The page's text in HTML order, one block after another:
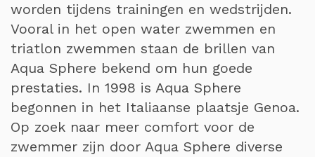
worden tijdens trainingen en wedstrijden.
Vooral in het open water zwemmen en
triatlon zwemmen staan de brillen van
Aqua Sphere bekend om hun goede
prestaties. In 1998 is Aqua Sphere
begonnen in het Italiaanse plaatsje Genoa.
Op zoek naar meer comfort voor de
zwemmer zijn door Aqua Sphere diverse